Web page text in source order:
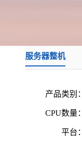
服务器整机
产品类别：
CPU数量：
平台：